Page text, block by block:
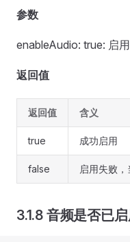
参数
enableAudio: true: 启
返回值
返回值 含义
true 成功启用
false 启用失败
3.1.8 音频是否已启